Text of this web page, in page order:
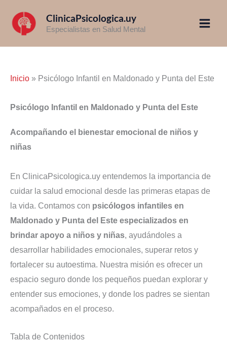
contenido
ClinicaPsicologica.uy
Especialistas en Salud Mental
Inicio » Psicólogo Infantil en Maldonado y Punta del Este
Psicólogo Infantil en Maldonado y Punta del Este
Acompañando el bienestar emocional de niños y
niñas
En ClinicaPsicologica.uy entendemos la importancia de
cuidar la salud emocional desde las primeras etapas de
la vida. Contamos con psicólogos infantiles en
Maldonado y Punta del Este especializados en
brindar apoyo a niños y niñas, ayudándoles a
desarrollar habilidades emocionales, superar retos y
fortalecer su autoestima. Nuestra misión es ofrecer un
espacio seguro donde los pequeños puedan explorar y
entender sus emociones, y donde los padres se sientan
acompañados en el proceso.
Tabla de Contenidos